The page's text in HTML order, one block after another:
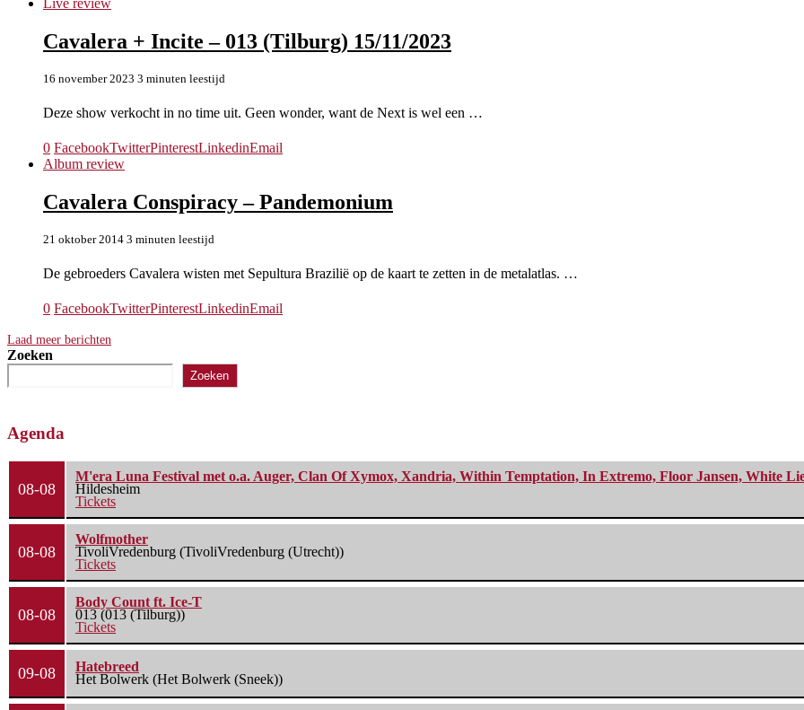
Cavalera + Incite – 013 (Tilburg) 15/11/2023
16 november 2023 3 minuten leestijd
Deze show verkocht in no time uit. Geen wonder, want de Next is wel een …
0 FacebookTwitterPinterestLinkedinEmail
Album review
Cavalera Conspiracy – Pandemonium
21 oktober 2014 3 minuten leestijd
De gebroeders Cavalera wisten met Sepultura Brazilië op de kaart te zetten in de metalatlas. …
0 FacebookTwitterPinterestLinkedinEmail
Laad meer berichten
Zoeken
Zoeken
Agenda
08-08
M'era Luna Festival met o.a. Auger, Clan Of Xymox, Xandria, Within Temptation, In Extremo, Floor Jansen, White
Hildesheim
Tickets
08-08
Wolfmother
TivoliVredenburg (TivoliVredenburg (Utrecht))
Tickets
08-08
Body Count ft. Ice-T
013 (013 (Tilburg))
Tickets
09-08
Hatebreed
Het Bolwerk (Het Bolwerk (Sneek))